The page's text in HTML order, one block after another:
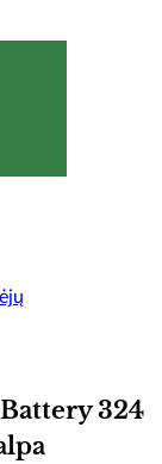
324